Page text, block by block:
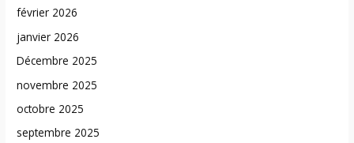
février 2026
janvier 2026
Décembre 2025
novembre 2025
octobre 2025
septembre 2025